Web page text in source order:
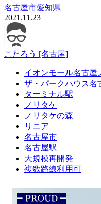
名古屋市愛知県
2021.11.23
こたろう [名古屋]
イオンモール名古屋
ザ・パークハウス名
ターミナル駅
ノリタケ
ノリタケの森
リニア
名古屋市
名古屋駅
大規模再開発
複数路線利用可